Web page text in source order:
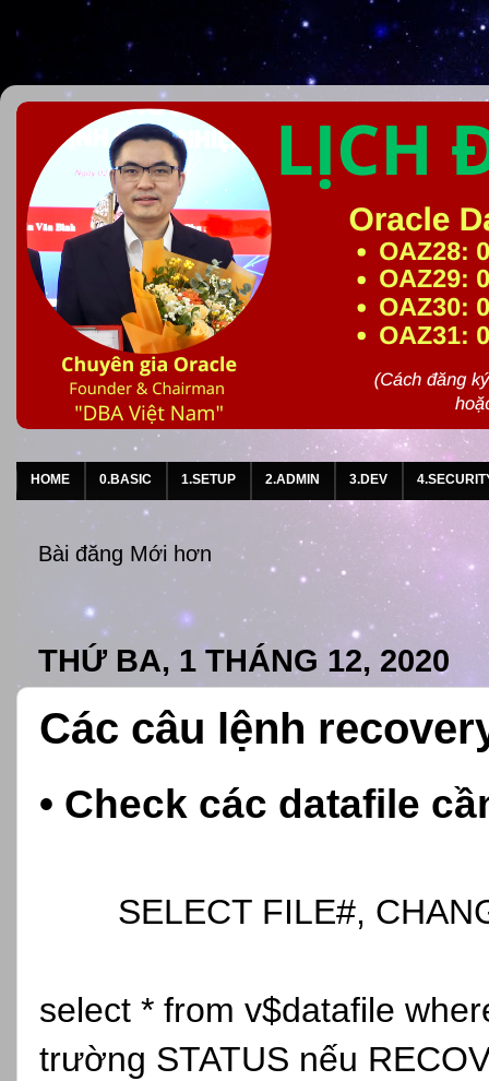
HOME 0.BASIC 1.SETUP 2.ADMIN 3.DEV
Bài đăng Mới hơn
THỨ BA, 1 THÁNG 12, 2020
Các câu lệnh
• Check các datafile
SELECT FILE#,
select * from v$datafile
trường STATUS nếu